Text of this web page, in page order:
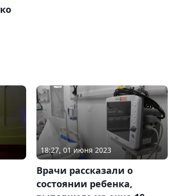
18:27, 01 июня 2023
Врачи рассказали о
состоянии ребенка,